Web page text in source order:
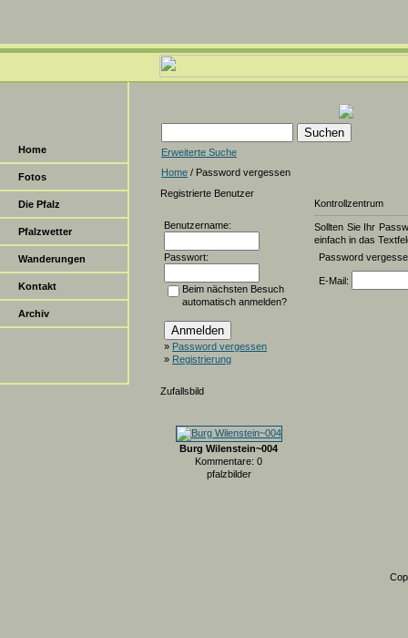
Home
Fotos
Die Pfalz
Pfalzwetter
Wanderungen
Kontakt
Archiv
Erweiterte Suche
Home / Password vergessen
Registrierte Benutzer
Benutzername:
Passwort:
Beim nächsten Besuch
automatisch anmelden?
» Password vergessen
» Registrierung
Zufallsbild
Burg Wilenstein~004
Kommentare: 0
pfalzbilder
Kontrollzentrum
Sollten Sie Ihr
einfach in das
Password
E-Mail: